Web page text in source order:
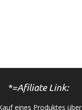
*=Afiliate Link:
eines Produktes über